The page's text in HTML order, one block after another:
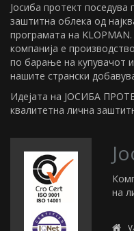
Јосиба протект
заштитна облека од
програмата на
компанија е
по барање на купувачот
нашите странски
Идејата на ЈОСИБА
квалитетна лична
на